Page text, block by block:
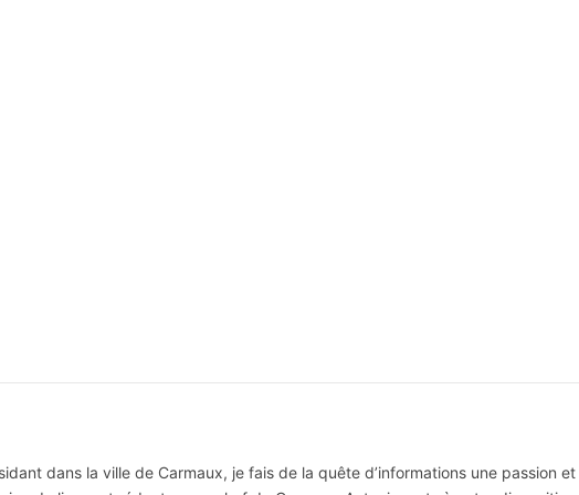
dans la ville de Carmaux, je fais de la quête d’informations une passion et